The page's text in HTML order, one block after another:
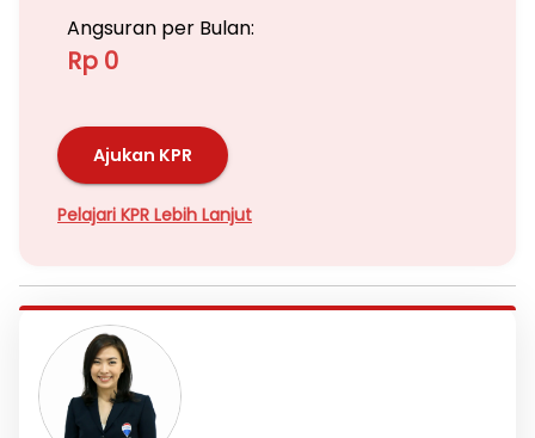
Angsuran per Bulan:
Rp 0
Ajukan KPR
Pelajari KPR Lebih Lanjut